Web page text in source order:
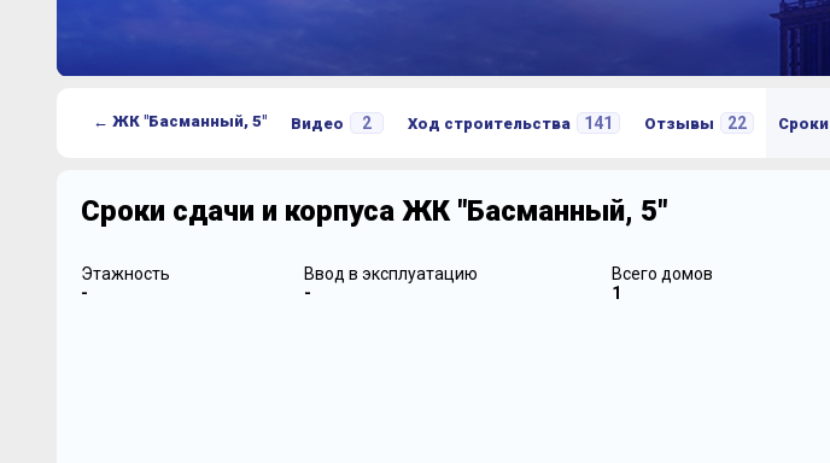
← ЖК "Басманный, 5" Видео 2 Ход строительства 141 Отзывы 22
Сроки сдачи и корпуса ЖК "Басманный, 5"
Этажность
-
Ввод в эксплуатацию
-
Всего домов
1